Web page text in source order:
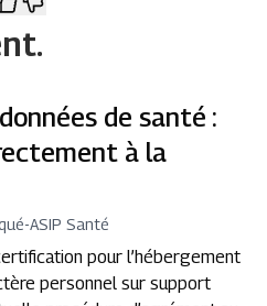
de santé :
à la
-ASIP Santé
pour l’hébergement
personnel sur support